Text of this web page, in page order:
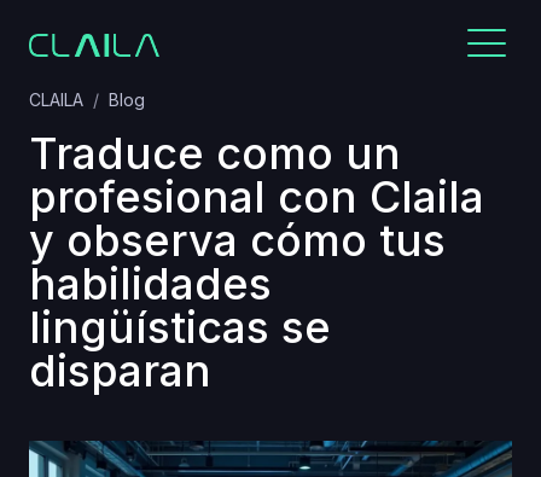
CLAILA Blog
Traduce como un
profesional con Claila
y observa cómo tus
habilidades
lingüísticas se
disparan